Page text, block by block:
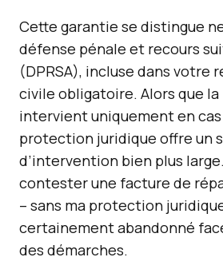
Cette garantie se distingue
défense pénale et recours
(DPRSA), incluse dans votre
civile obligatoire. Alors que la
intervient uniquement en cas
protection juridique offre un
d’intervention bien plus large.
contester une facture de
– sans ma protection
certainement abandonné
des démarches.